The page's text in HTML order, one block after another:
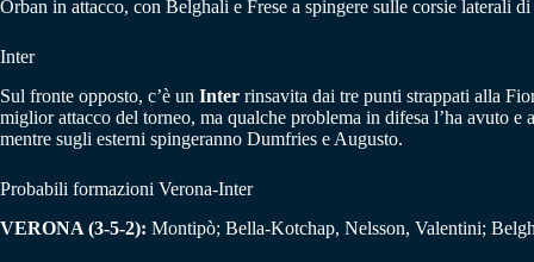
Orban in attacco, con Belghali e Frese a spingere sulle corsie laterali
Inter
Sul fronte opposto, c’è un Inter rinsavita dai tre punti strappati alla
miglior attacco del torneo, ma qualche problema in difesa l’ha avuto
mentre sugli esterni spingeranno Dumfries e Augusto.
Probabili formazioni Verona-Inter
VERONA (3-5-2): Montipò; Bella-Kotchap, Nelsson, Valentini;